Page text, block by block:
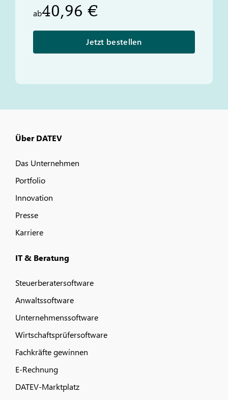
ab40,96 €
Jetzt bestellen
Über DATEV
Das Unternehmen
Portfolio
Innovation
Presse
Karriere
IT & Beratung
Steuerberatersoftware
Anwaltssoftware
Unternehmenssoftware
Wirtschaftsprüfersoftware
Fachkräfte gewinnen
E-Rechnung
DATEV-Marktplatz